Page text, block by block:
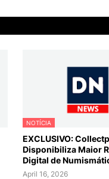
NOTÍCIA
EXCLUSIVO:
Disponibiliza Maior
Digital de
April 16, 2026